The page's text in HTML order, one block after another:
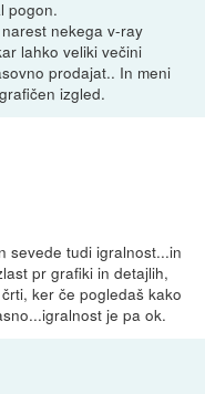
pogon.
nekega v-ray
lahko veliki večini
prodajat.. In meni
izgled.
sevede tudi igralnost...in
pr grafiki in detajlih,
ker če pogledaš kako
je pa ok.